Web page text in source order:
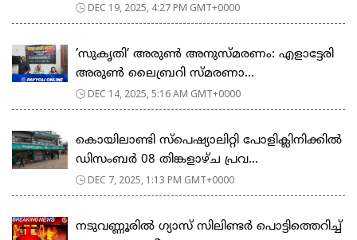
DEC 19, 2025, 4:27 PM GMT+0000
​’സുകൃതി’ അരുൺ അനുസ്മരണം: എളാട്ടേരി
അരുൺ ലൈബ്രറി സ്മരണാ...
DEC 14, 2025, 5:16 AM GMT+0000
കൊയിലാണ്ടി സ്പെഷ്യാലിറ്റി പോളിക്ലിനിക്കിൽ
ഡിസംബർ 08 തിങ്കളാഴ്ച പ്രവ...
DEC 7, 2025, 1:13 PM GMT+0000
​നടുവണ്ണൂരിൽ ​ഗ്യാസ് സിലിണ്ടർ പൊട്ടിത്തെറിച്ച്